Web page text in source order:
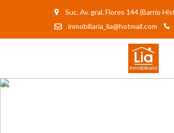
Suc. Av. gral. Flores 144 (Barrio
inmobiliaria_lia@hotmail.com